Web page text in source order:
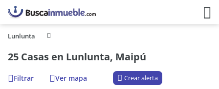
Lunlunta
25 Casas en Lunlunta, Maipú
Filtrar Ver mapa Crear alerta